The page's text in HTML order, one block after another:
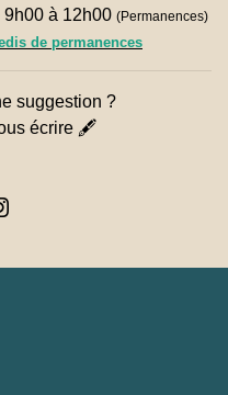
à 12h00 (Permanences)
de permanences
suggestion ?
écrire 🖋